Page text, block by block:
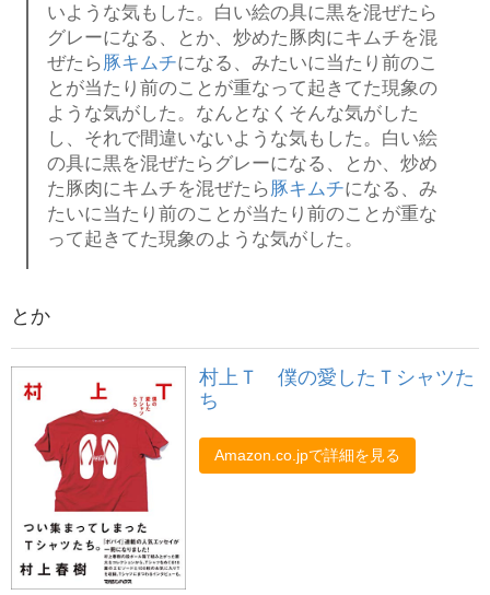
いような気もした。白い絵の具に黒を混ぜたら
グレーになる、とか、炒めた豚肉にキムチを混
ぜたら 豚キムチになる、みたいに当たり前のこ
とが当たり前のことが重なって起きてた現象の
ような気がした。なんとなくそんな気がした
し、それで間違いないような気もした。白い絵
の具に黒を混ぜたらグレーになる、とか、炒め
た豚肉にキムチを混ぜたら 豚キムチになる、み
たいに当たり前のことが当たり前のことが重な
って起きてた現象のような気がした。
とか
村上Ｔ 僕の愛したＴシャツた
ち
Amazon.co.jpで詳細を見る